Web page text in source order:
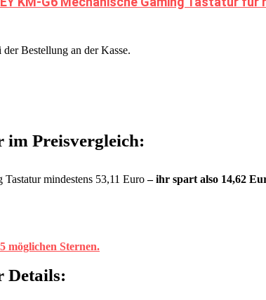
der Bestellung an der Kasse.
im Preisvergleich:
mindestens 53,11 Euro– ihr spart also 14,62
möglichen Sternen.
Details: